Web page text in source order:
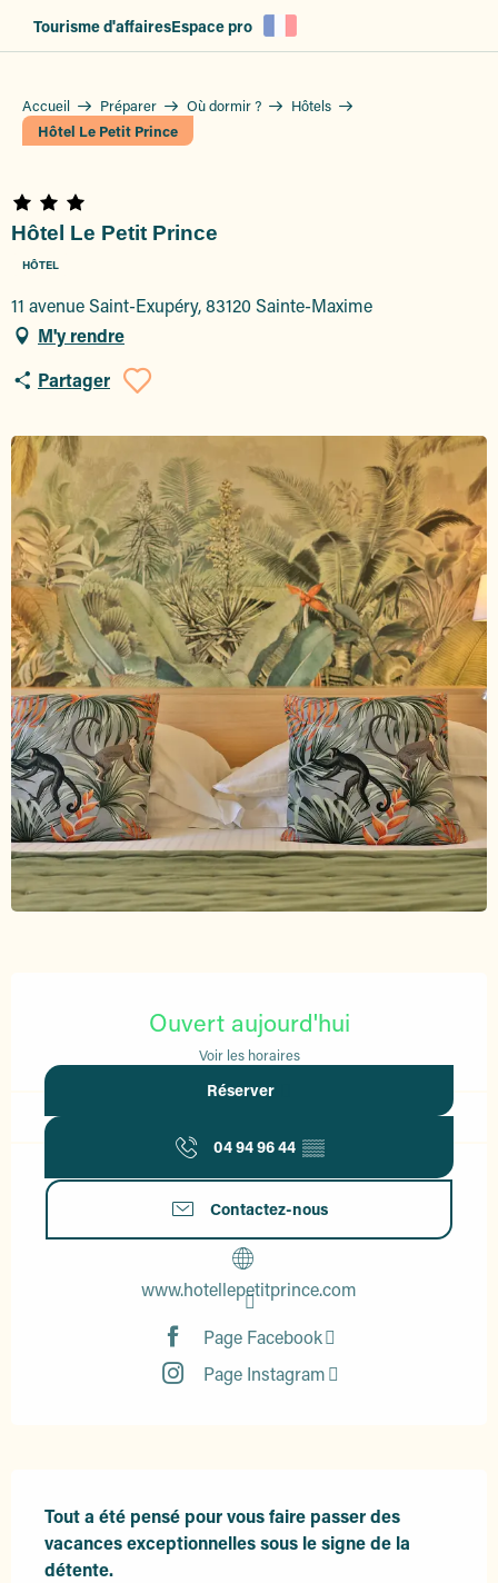
Tourisme d'affairesEspace pro
Accueil Préparer Où dormir ?
Hôtels
Hôtel Le Petit Prince
Hôtel Le Petit Prince
HÔTEL
11 avenue Saint-Exupéry, 83120 Sainte-Maxime
M'y rendre
Partager
Ajouter aux favoris
Ouvert aujourd'hui
Voir les horaires
Réserver
04 94 96 44 ▒▒
Contactez-nous
www.hotellepetitprince.com
Page Facebook
Page Instagram
Tout a été pensé pour vous faire passer des
vacances exceptionnelles sous le signe de la
détente.